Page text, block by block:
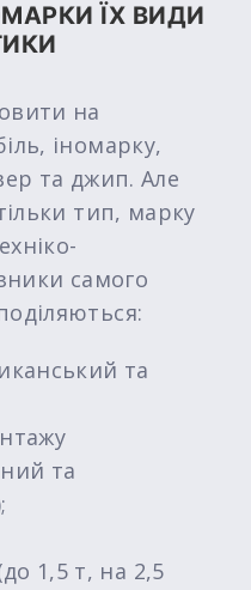
ЇХ ВИДИ
на
іномарку,
та джип. Але
тип, марку
самого
та
та
1,5 т, на 2,5